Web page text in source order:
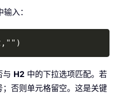
入：
与 H2 中的下拉选项匹配。若
；否则单元格留空。这是关键